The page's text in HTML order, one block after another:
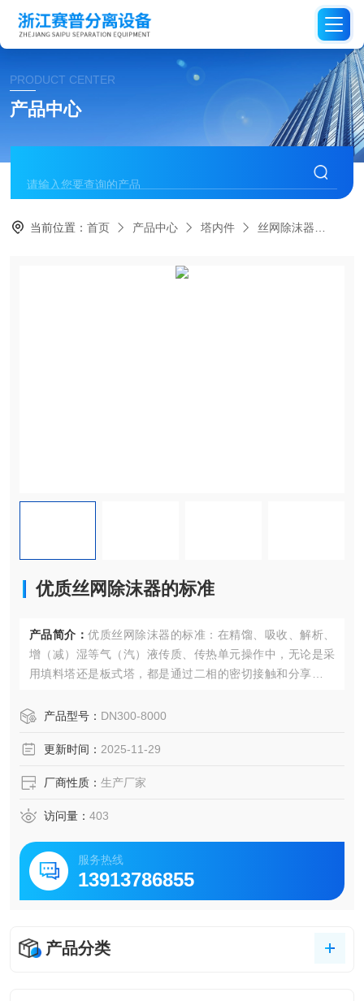
PRODUCT CENTER
产品中心
当前位置：首页 产品中心 塔内件 丝网除沫器
优质丝网除沫器的标准
产品简介： 优质丝网除沫器的标准：在精馏、吸收、解析、
增（减）湿等气（汽）液传质、传热单元操作中，无论是采
用填料塔还是板式塔，都是通过二相的密切接触和分享以促
的。在这些过程离开填料层或塔板的气相中，必夹带一定数
还会形成悬浮于气相的微小粒子；当所处理的物系比较复杂
产品型号： DN300-8000
更新时间： 2025-11-29
厂商性质： 生产厂家
访问量： 403
服务热线
13913786855
产品分类